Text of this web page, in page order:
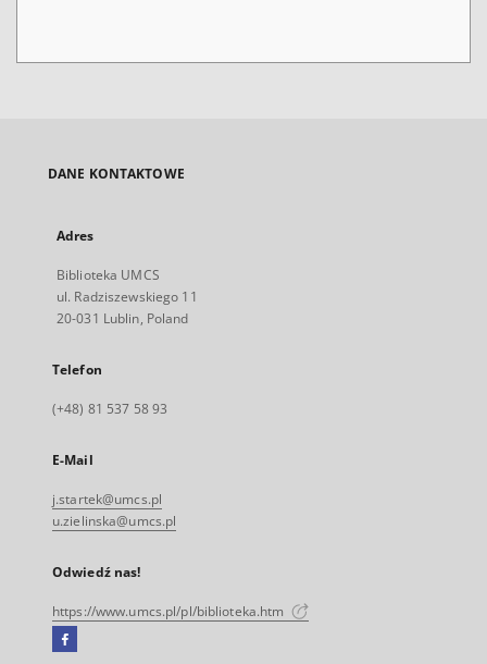
DANE KONTAKTOWE
Adres
Biblioteka UMCS
ul. Radziszewskiego 11
20-031 Lublin, Poland
Telefon
(+48) 81 537 58 93
E-Mail
j.startek@umcs.pl
u.zielinska@umcs.pl
Odwiedź nas!
https://www.umcs.pl/pl/biblioteka.htm
Facebook